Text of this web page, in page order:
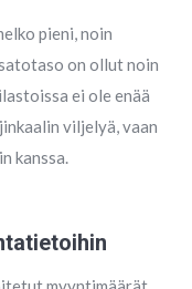
pieni, noin
on ollut noin
ei ole enää
viljelyä, vaan
kanssa.